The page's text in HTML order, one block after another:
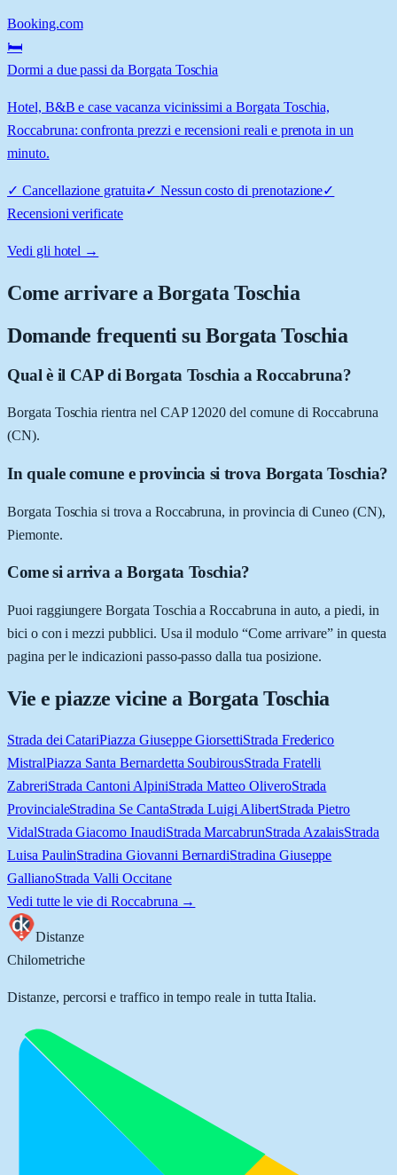
Booking.com
🛏️
Dormi a due passi da Borgata Toschia
Hotel, B&B e case vacanza vicinissimi a Borgata Toschia,
Roccabruna: confronta prezzi e recensioni reali e prenota in un
minuto.
✓ Cancellazione gratuita✓ Nessun costo di prenotazione✓
Recensioni verificate
Vedi gli hotel →
Come arrivare aBorgata Toschia
Domande frequenti su Borgata Toschia
Qual è il CAP di Borgata Toschia a Roccabruna?
Borgata Toschia rientra nel CAP 12020 del comune di Roccabruna
(CN).
In quale comune e provincia si trova Borgata Toschia?
Borgata Toschia si trova a Roccabruna, in provincia di Cuneo (CN),
Piemonte.
Come si arriva a Borgata Toschia?
Puoi raggiungere Borgata Toschia a Roccabruna in auto, a piedi, in
bici o con i mezzi pubblici. Usa il modulo “Come arrivare” in questa
pagina per le indicazioni passo-passo dalla tua posizione.
Vie e piazze vicine a Borgata Toschia
Strada dei CatariPiazza Giuseppe GiorsettiStrada Frederico
MistralPiazza Santa Bernardetta SoubirousStrada Fratelli
ZabreriStrada Cantoni AlpiniStrada Matteo OliveroStrada
ProvincialeStradina Se CantaStrada Luigi AlibertStrada Pietro
VidalStrada Giacomo InaudiStrada MarcabrunStrada AzalaisStrada
Luisa PaulinStradina Giovanni BernardiStradina Giuseppe
GallianoStrada Valli Occitane
Vedi tutte le vie di Roccabruna →
Distanze
Chilometriche
Distanze, percorsi e traffico in tempo reale in tutta Italia.